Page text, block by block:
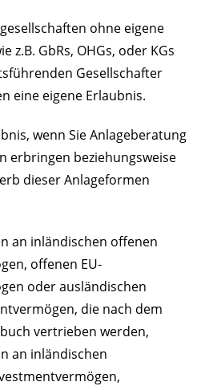
ohne eigene
z.B. GbRs, OHGs, oder KGs
Gesellschafter
eine eigene Erlaubnis.
wenn Sie Anlageberatung
erbringen beziehungsweise
dieser Anlageformen
an inländischen offenen
offenen EU-
oder ausländischen
die nach dem
vertrieben werden,
an inländischen